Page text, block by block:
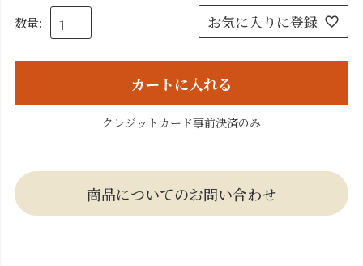
お気に入りに登録
カートに入れる
クレジットカード事前決済のみ
商品についてのお問い合わせ